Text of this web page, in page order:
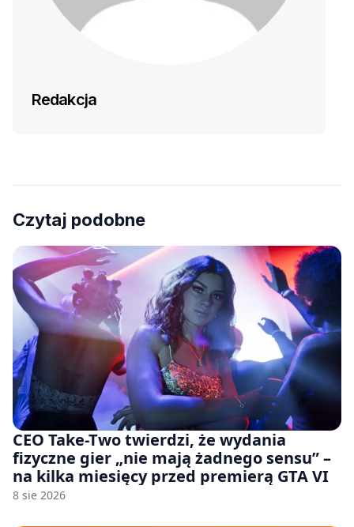
Redakcja
Czytaj podobne
CEO Take-Two twierdzi, że wydania
fizyczne gier „nie mają żadnego sensu” –
na kilka miesięcy przed premierą GTA VI
8 sie 2026